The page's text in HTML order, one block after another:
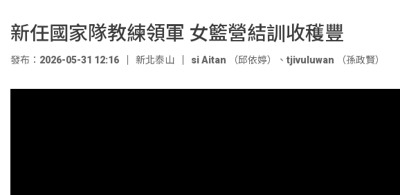
新任國家隊教練領軍 女籃營結訓收穫豐
發布：2026-05-31 12:16 新北泰山 si Aitan （邱依婷） 、 tjivuluwan （孫政賢）